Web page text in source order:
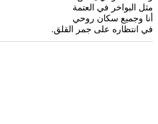
مثل البواخر في العتمة
أنا وجميع سكان روحي
في انتظاره على جمر القلق.